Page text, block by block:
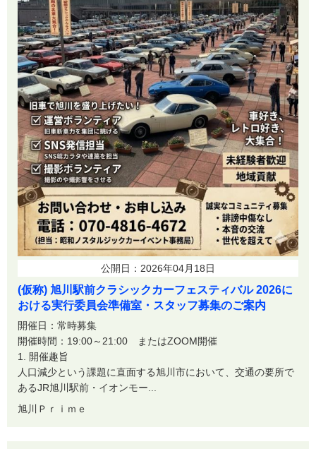
公開日：2026年04月18日
(仮称) 旭川駅前クラシックカーフェスティバル 2026に
おける実行委員会準備室・スタッフ募集のご案内
開催日：常時募集
開催時間：19:00～21:00 またはZOOM開催
1. 開催趣旨
人口減少という課題に直面する旭川市において、交通の要所で
あるJR旭川駅前・イオンモー...
旭川Ｐｒｉｍｅ